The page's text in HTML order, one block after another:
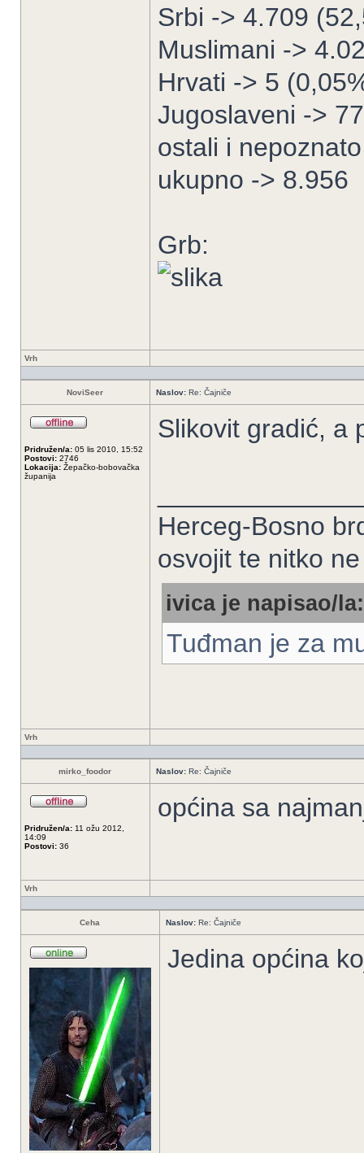
Srbi -> 4.709
Muslimani ->
Hrvati -> 5
Jugoslaveni ->
ostali i
ukupno -> 8.956
Grb:
Vrh
NoviSeer Naslov: Re: Čajniče
Pridružen/a: 05 lis 2010, 15:52
Postovi: 2746
Lokacija: Žepačko-bobovačka
županija
Slikovit gradić, a
Herceg-Bosno
osvojit te nitko
ivica je napisao/la:
Tuđman je za
Vrh
mirko_foodor Naslov: Re: Čajniče
Pridružen/a: 11 ožu 2012,
14:09
Postovi: 36
općina sa
Vrh
Ceha Naslov: Re: Čajniče
Jedina općina